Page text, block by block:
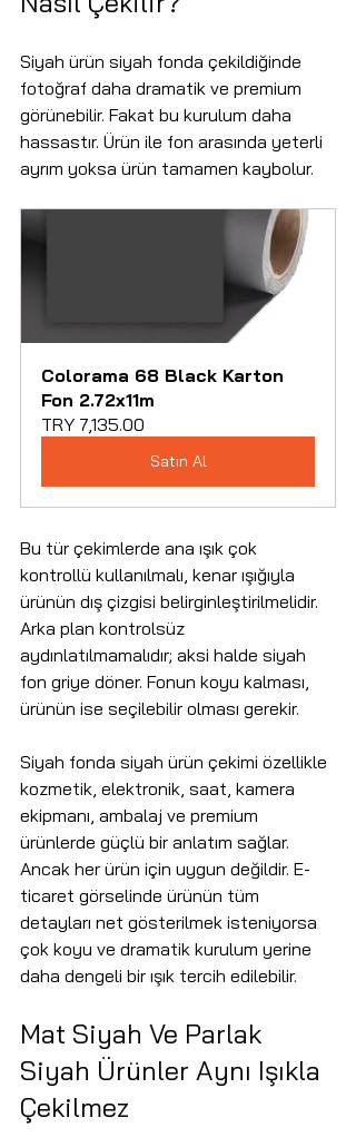
Siyah ürün siyah fonda çekildiğinde
fotoğraf daha dramatik ve premium
görünebilir. Fakat bu kurulum daha
hassastır. Ürün ile fon arasında yeterli
ayrım yoksa ürün tamamen kaybolur.
Colorama 68 Black Karton
Fon 2.72x11m
TRY 7,135.00
Satın Al
Bu tür çekimlerde ana ışık çok
kontrollü kullanılmalı, kenar ışığıyla
ürünün dış çizgisi belirginleştirilmelidir.
Arka plan kontrolsüz
aydınlatılmamalıdır; aksi halde siyah
fon griye döner. Fonun koyu kalması,
ürünün ise seçilebilir olması gerekir.
Siyah fonda siyah ürün çekimi özellikle
kozmetik, elektronik, saat, kamera
ekipmanı, ambalaj ve premium
ürünlerde güçlü bir anlatım sağlar.
Ancak her ürün için uygun değildir. E-
ticaret görselinde ürünün tüm
detayları net gösterilmek isteniyorsa
çok koyu ve dramatik kurulum yerine
daha dengeli bir ışık tercih edilebilir.
Mat Siyah Ve Parlak
Siyah Ürünler Aynı Işıkla
Çekilmez